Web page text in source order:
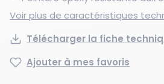
Voir plus de caractéristiques
Télécharger la fiche
Ajouter à mes favoris